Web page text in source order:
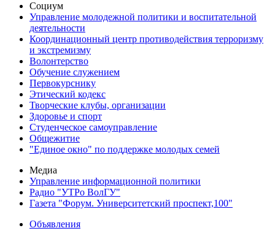
Социум
Управление молодежной политики и воспитательной
деятельности
Координационный центр противодействия терроризму
и экстремизму
Волонтерство
Обучение служением
Первокурснику
Этический кодекс
Творческие клубы, организации
Здоровье и спорт
Студенческое самоуправление
Общежитие
"Единое окно" по поддержке молодых семей
Медиа
Управление информационной политики
Радио "УТРо ВолГУ"
Газета "Форум. Университетский проспект,100"
Объявления